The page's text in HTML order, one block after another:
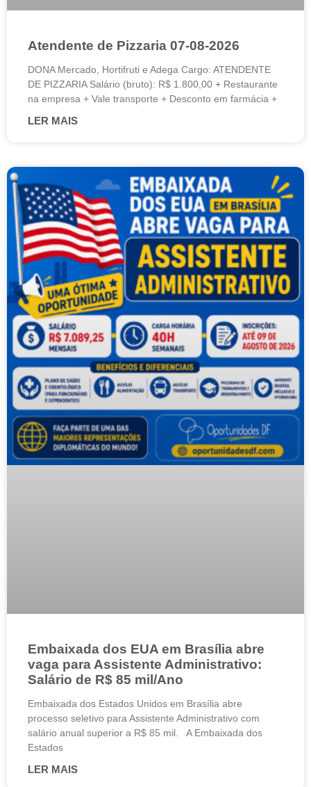
Atendente de Pizzaria 07-08-2026
DONA Mercado, Hortifruti e Adega Cargo: ATENDENTE
DE PIZZARIA Salário (bruto): R$ 1.800,00 + Restaurante
na empresa + Vale transporte + Desconto em farmácia +
LER MAIS
Embaixada dos EUA em Brasília abre
vaga para Assistente Administrativo:
Salário de R$ 85 mil/Ano
Embaixada dos Estados Unidos em Brasília abre
processo seletivo para Assistente Administrativo com
salário anual superior a R$ 85 mil. A Embaixada dos
Estados
LER MAIS